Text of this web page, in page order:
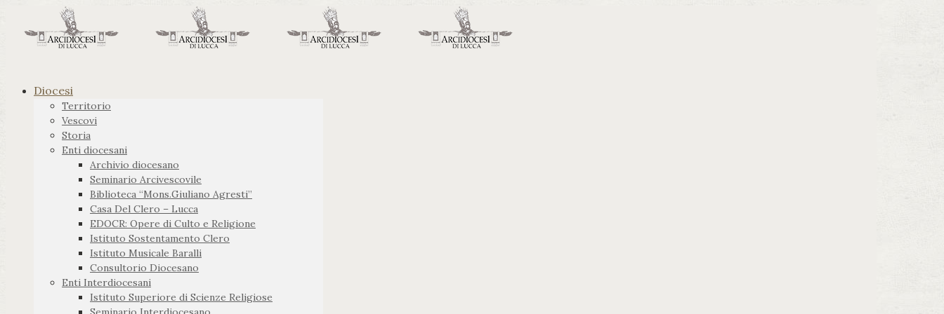
Diocesi
Territorio
Vescovi
Storia
Enti diocesani
Archivio diocesano
Seminario Arcivescovile
Biblioteca “Mons.Giuliano Agresti”
Casa Del Clero – Lucca
EDOCR: Opere di Culto e Religione
Istituto Sostentamento Clero
Istituto Musicale Baralli
Consultorio Diocesano
Enti Interdiocesani
Istituto Superiore di Scienze Religiose